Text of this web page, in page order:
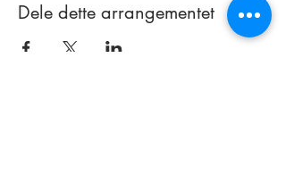
Dele dette arrangementet